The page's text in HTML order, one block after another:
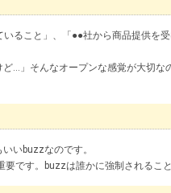
ること」、「●●社から商品提供を
…」そんなオープンな感覚が大切な
いbuzzなのです。
です。buzzは誰かに強制されるこ